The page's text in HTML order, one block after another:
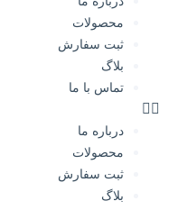
محصولات
ثبت سفارش
بلاگ
تماس با ما
درباره ما
محصولات
ثبت سفارش
بلاگ